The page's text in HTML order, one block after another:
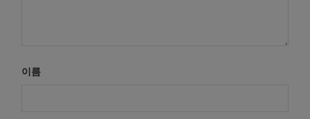
이름